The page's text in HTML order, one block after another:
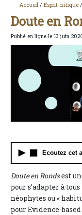
Accueil / Esprit critique
Doute en
Publié en ligne le 13 juin
Ecoutez cet
Doute en Rondsest
pour s’adapter à
néophytes ou «
pour Evidence-